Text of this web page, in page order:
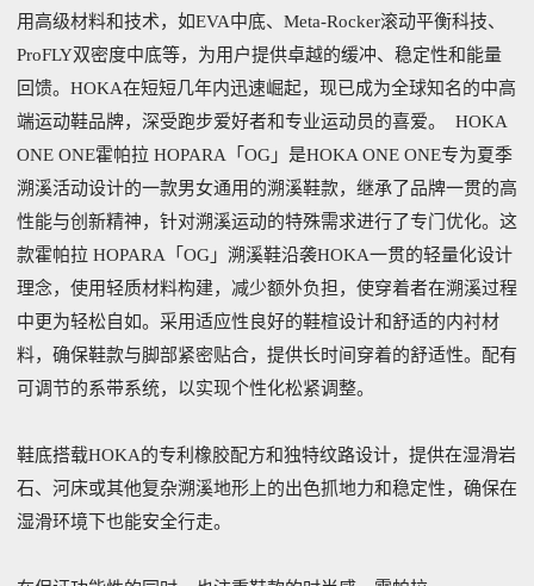
用高级材料和技术，如EVA中底、Meta-Rocker滚动平衡科技、
ProFLY双密度中底等，为用户提供卓越的缓冲、稳定性和能量
回馈。HOKA在短短几年内迅速崛起，现已成为全球知名的中高
端运动鞋品牌，深受跑步爱好者和专业运动员的喜爱。 HOKA
ONE ONE霍帕拉 HOPARA「OG」是HOKA ONE ONE专为夏季
溯溪活动设计的一款男女通用的溯溪鞋款，继承了品牌一贯的高
性能与创新精神，针对溯溪运动的特殊需求进行了专门优化。这
款霍帕拉 HOPARA「OG」溯溪鞋沿袭HOKA一贯的轻量化设计
理念，使用轻质材料构建，减少额外负担，使穿着者在溯溪过程
中更为轻松自如。采用适应性良好的鞋楦设计和舒适的内衬材
料，确保鞋款与脚部紧密贴合，提供长时间穿着的舒适性。配有
可调节的系带系统，以实现个性化松紧调整。
鞋底搭载HOKA的专利橡胶配方和独特纹路设计，提供在湿滑岩
石、河床或其他复杂溯溪地形上的出色抓地力和稳定性，确保在
湿滑环境下也能安全行走。